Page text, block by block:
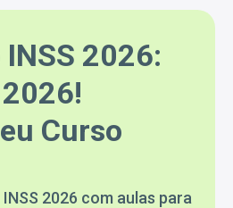
2026:
Curso
2026 com aulas para